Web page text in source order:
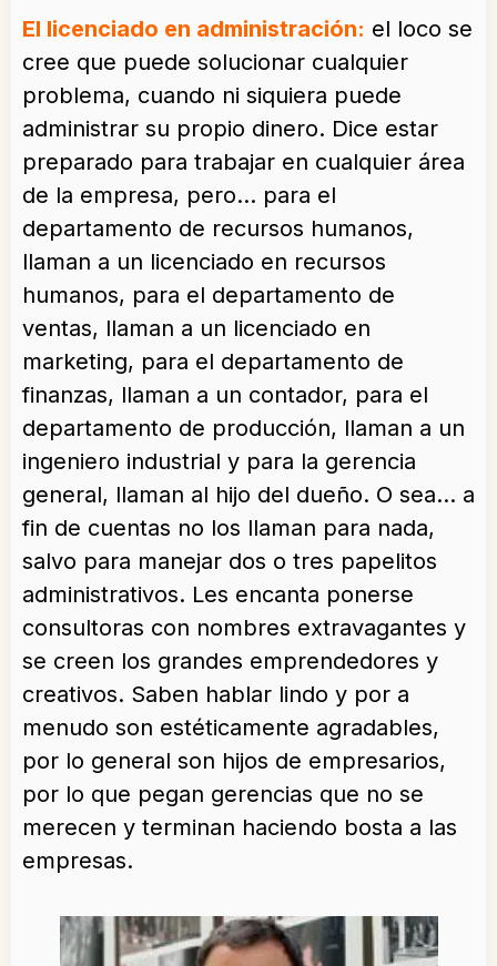
El licenciado en administración: el loco se
cree que puede solucionar cualquier
problema, cuando ni siquiera puede
administrar su propio dinero. Dice estar
preparado para trabajar en cualquier área
de la empresa, pero… para el
departamento de recursos humanos,
llaman a un licenciado en recursos
humanos, para el departamento de
ventas, llaman a un licenciado en
marketing, para el departamento de
finanzas, llaman a un contador, para el
departamento de producción, llaman a un
ingeniero industrial y para la gerencia
general, llaman al hijo del dueño. O sea… a
fin de cuentas no los llaman para nada,
salvo para manejar dos o tres papelitos
administrativos. Les encanta ponerse
consultoras con nombres extravagantes y
se creen los grandes emprendedores y
creativos. Saben hablar lindo y por a
menudo son estéticamente agradables,
por lo general son hijos de empresarios,
por lo que pegan gerencias que no se
merecen y terminan haciendo bosta a las
empresas.